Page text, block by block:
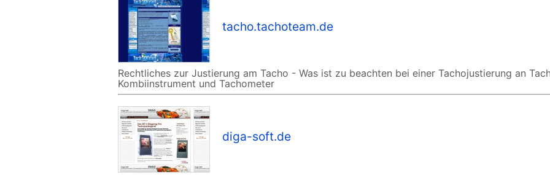
tacho.tachoteam.de
Rechtliches zur Justierung am Tacho - Was ist zu beachten bei einer Tachojustierung an
Kombiinstrument und Tachometer
diga-soft.de